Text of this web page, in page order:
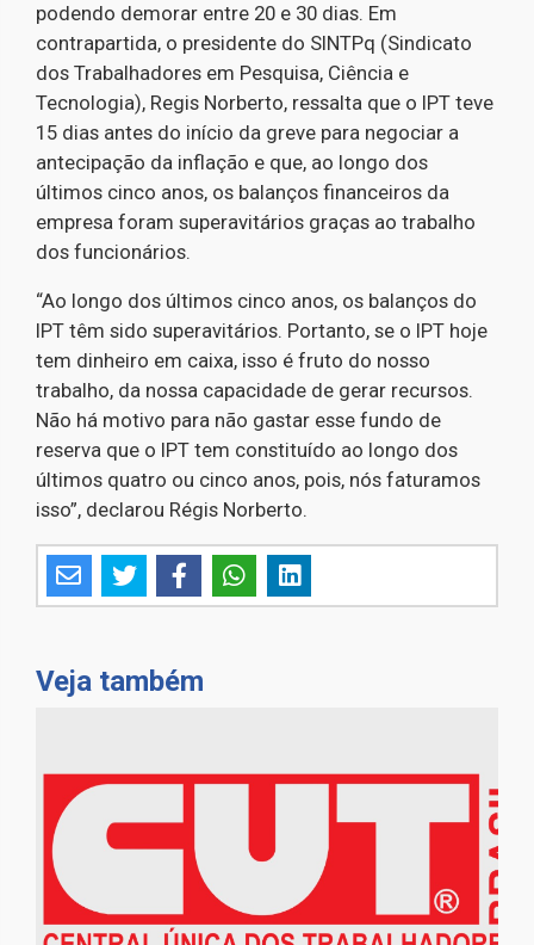
podendo demorar entre 20 e 30 dias. Em
contrapartida, o presidente do SINTPq (Sindicato
dos Trabalhadores em Pesquisa, Ciência e
Tecnologia), Regis Norberto, ressalta que o IPT teve
15 dias antes do início da greve para negociar a
antecipação da inflação e que, ao longo dos
últimos cinco anos, os balanços financeiros da
empresa foram superavitários graças ao trabalho
dos funcionários.
“Ao longo dos últimos cinco anos, os balanços do
IPT têm sido superavitários. Portanto, se o IPT hoje
tem dinheiro em caixa, isso é fruto do nosso
trabalho, da nossa capacidade de gerar recursos.
Não há motivo para não gastar esse fundo de
reserva que o IPT tem constituído ao longo dos
últimos quatro ou cinco anos, pois, nós faturamos
isso”, declarou Régis Norberto.
Veja também